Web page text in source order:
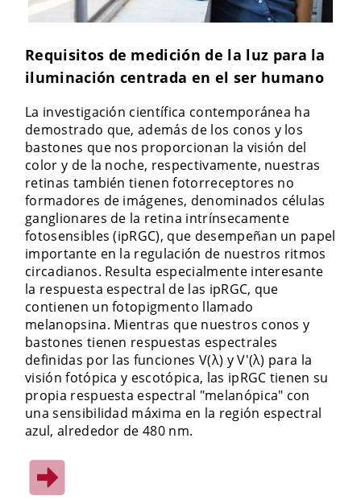
Requisitos de medición de la luz para la
iluminación centrada en el ser humano
La investigación científica contemporánea ha
demostrado que, además de los conos y los
bastones que nos proporcionan la visión del
color y de la noche, respectivamente, nuestras
retinas también tienen fotorreceptores no
formadores de imágenes, denominados células
ganglionares de la retina intrínsecamente
fotosensibles (ipRGC), que desempeñan un papel
importante en la regulación de nuestros ritmos
circadianos. Resulta especialmente interesante
la respuesta espectral de las ipRGC, que
contienen un fotopigmento llamado
melanopsina. Mientras que nuestros conos y
bastones tienen respuestas espectrales
definidas por las funciones V(λ) y V'(λ) para la
visión fotópica y escotópica, las ipRGC tienen su
propia respuesta espectral "melanópica" con
una sensibilidad máxima en la región espectral
azul, alrededor de 480 nm.